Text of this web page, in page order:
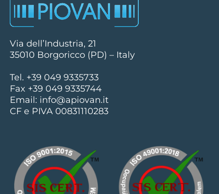
Via dell’Industria, 21
35010 Borgoricco (PD) – Italy
Tel. +39 049 9335733
Fax +39 049 9335744
Email: info@apiovan.it
CF e PIVA 00831110283